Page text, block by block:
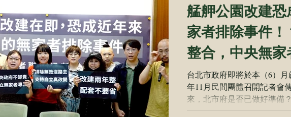
宅興辦不能只是中央住都中
年底縣市首長選舉，他特別
世杰、何欣純、陳亭妃、賴
極的社會住宅興辦計畫，各
步指出，
艋舺公園改建
家者排除事件
整合，中央無
——
台北市政府即將於本（6）
年11月民間團體召開記者會
來，北市府是否已做好準備
家盟），今日上午召開記者